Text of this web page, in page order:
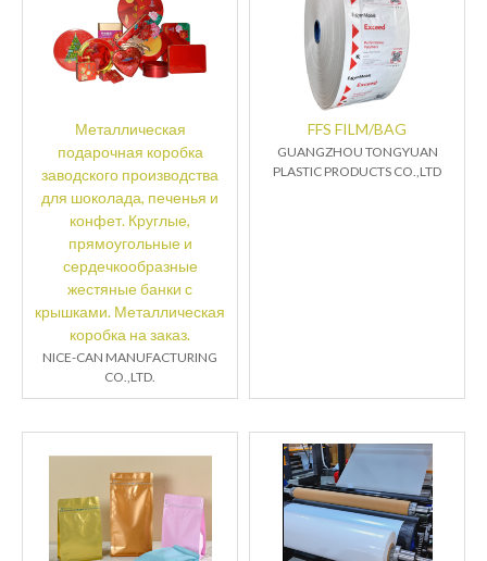
Металлическая
подарочная коробка
заводского производства
для шоколада, печенья и
конфет. Круглые,
прямоугольные и
сердечкообразные
жестяные банки с
крышками. Металлическая
коробка на заказ.
NICE-CAN MANUFACTURING
CO.,LTD.
FFS FILM/BAG
GUANGZHOU TONGYUAN
PLASTIC PRODUCTS CO.,LTD